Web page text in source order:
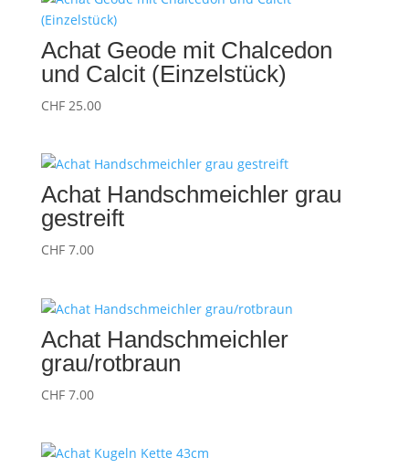
Achat Geode mit Chalcedon
und Calcit (Einzelstück)
CHF25.00
Achat Handschmeichler grau
gestreift
CHF7.00
Achat Handschmeichler
grau/rotbraun
CHF7.00